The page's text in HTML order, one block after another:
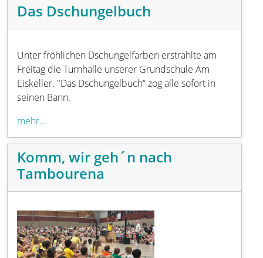
Das Dschungelbuch
Unter fröhlichen Dschungelfarben erstrahlte am
Freitag die Turnhalle unserer Grundschule Am
Eiskeller. "Das Dschungelbuch“ zog alle sofort in
seinen Bann.
mehr...
Komm, wir geh´n nach
Tambourena